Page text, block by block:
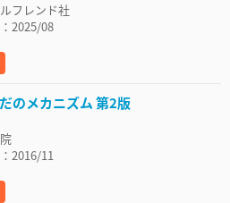
フレンド社
2025/08
のメカニズム 第2版
2016/11